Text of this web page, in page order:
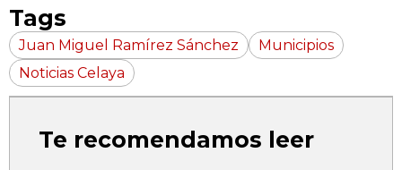
Tags
Juan Miguel Ramírez Sánchez
Municipios
Noticias Celaya
Te recomendamos leer